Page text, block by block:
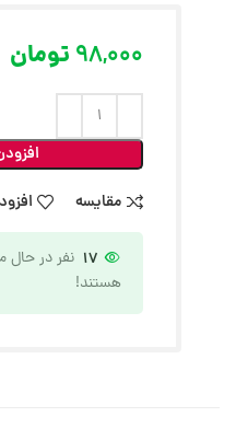
98,000 تومان
مقایسه
17 نفر در
هستند!